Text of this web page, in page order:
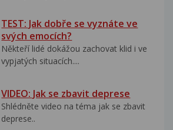
TEST: Jak dobře se vyznáte ve
svých emocích?
Někteří lidé dokážou zachovat klid i ve
vypjatých situacích....
VIDEO: Jak se zbavit deprese
Shlédněte video na téma jak se zbavit
deprese..